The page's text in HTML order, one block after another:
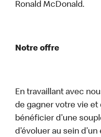
Ronald McDonald.
Notre offre
En travaillant avec
de gagner votre vie et
bénéficier d’une
d’évoluer au sein